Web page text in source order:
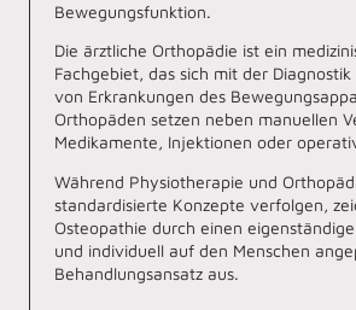
Bewegungsfunktion.
Die ärztliche Orthopädie ist ein
Fachgebiet, das sich mit der
von Erkrankungen des
Orthopäden setzen neben manuellen
Medikamente, Injektionen oder
Während Physiotherapie und
standardisierte Konzepte verfolgen,
Osteopathie durch einen
und individuell auf den Menschen
Behandlungsansatz aus.